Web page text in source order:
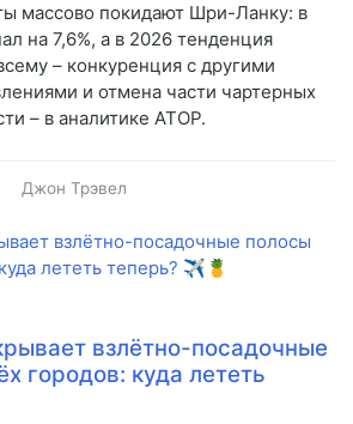
массово покидают Шри-Ланку: в
на 7,6%, а в 2026 тенденция
– конкуренция с другими
и отмена части чартерных
– в аналитике АТОР.
Джон Трэвел
взлётно-посадочные
городов: куда лететь